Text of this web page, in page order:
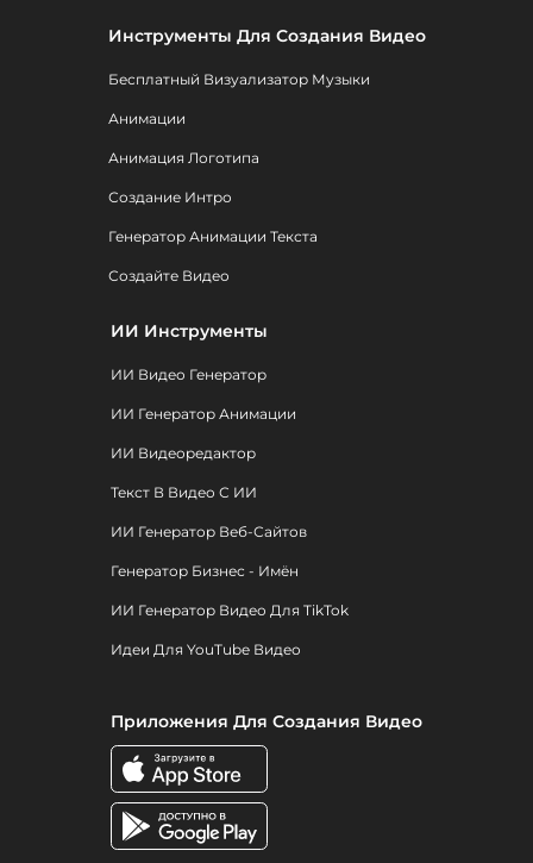
Инструменты Для Создания Видео
Бесплатный Визуализатор Музыки
Анимации
Анимация Логотипа
Создание Интро
Генератор Анимации Текста
Создайте Видео
ИИ Инструменты
ИИ Видео Генератор
ИИ Генератор Анимации
ИИ Видеоредактор
Текст В Видео С ИИ
ИИ Генератор Веб-Сайтов
Генератор Бизнес - Имён
ИИ Генератор Видео Для TikTok
Идеи Для YouTube Видео
Приложения Для Создания Видео